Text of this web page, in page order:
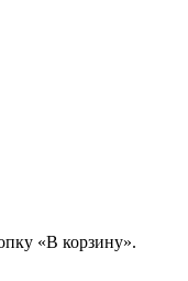
«В корзину».